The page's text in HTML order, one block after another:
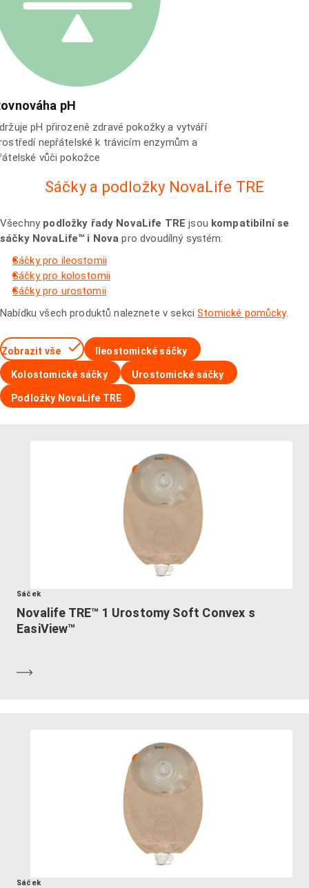
pH
pH přirozeně zdravé pokožky a vytváří
nepřátelské k trávicím enzymům a
vůči pokožce
Sáčky a podložky NovaLife TRE
Všechny podložky řady NovaLife TRE jsou kompatibilní se
sáčky NovaLife™ i Nova pro dvoudílný systém:
Sáčky pro ileostomii
Sáčky pro kolostomii
Sáčky pro urostomii
Nabídku všech produktů naleznete v sekciStomické pomůcky.
Zobrazit vše Ileostomické sáčky
Kolostomické sáčky Urostomické sáčky
Podložky NovaLife TRE
Sáček
Novalife TRE™ 1 Urostomy Soft Convex s
EasiView™
Sáček